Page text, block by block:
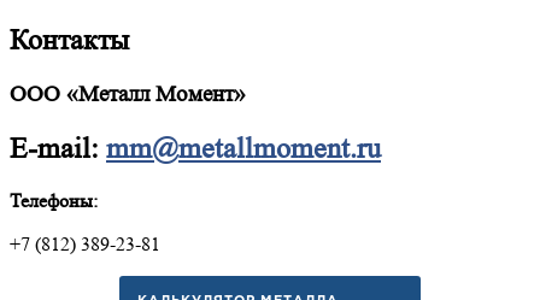
Контакты
ООО «Металл Момент»
E-mail: mm@metallmoment.ru
Телефоны:
+7 (812) 389-23-81